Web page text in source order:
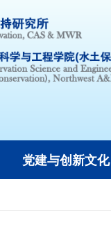
党建与创新文化